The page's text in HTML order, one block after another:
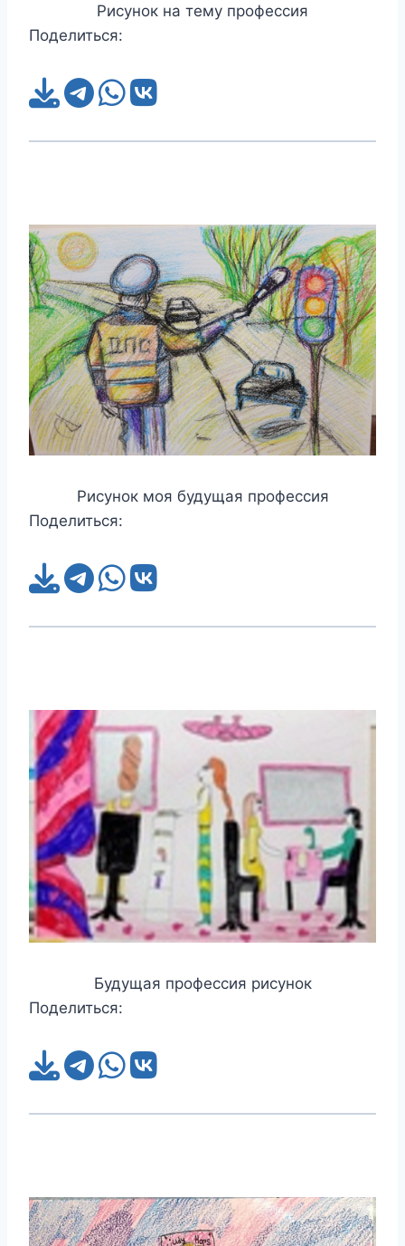
Рисунок на тему профессия
Поделиться:
Рисунок моя будущая профессия
Поделиться:
Будущая профессия рисунок
Поделиться: